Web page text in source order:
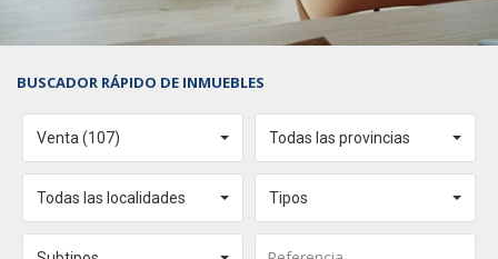
BUSCADOR RÁPIDO DE INMUEBLES
Venta (107) Todas las provincias
Todas las localidades Tipos